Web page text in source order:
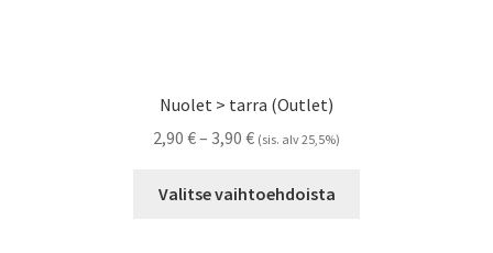
Nuolet > tarra (Outlet)
2,90 €– 3,90 €Hintaluokka:
-
(sis. alv 25,5%)
Valitse vaihtoehdoista